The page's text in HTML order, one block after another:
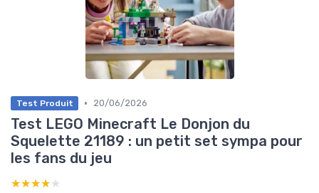
Test Produit • 20/06/2026
Test LEGO Minecraft Le Donjon du
Squelette 21189 : un petit set sympa pour
les fans du jeu
★★★★★
★★★★★